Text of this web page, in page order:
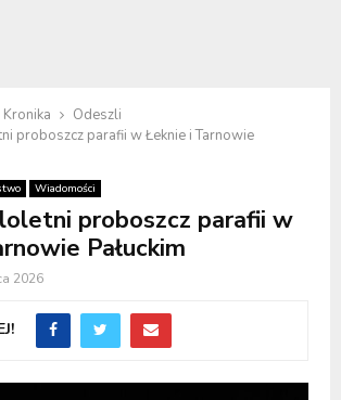
Kronika
Odeszli
proboszcz parafii w Łeknie i Tarnowie
Wiadomości
proboszcz parafii w
Pałuckim
2026